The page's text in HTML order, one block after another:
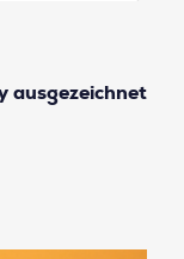
ausgezeichnet